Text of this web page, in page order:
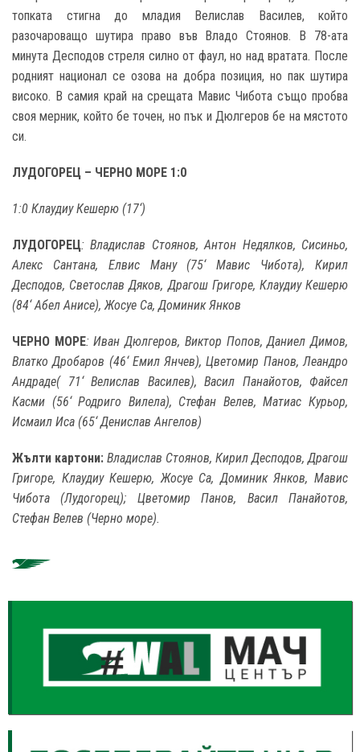
топката стигна до младия Велислав Василев, който
разочароващо шутира право във Владо Стоянов. В 78-ата
минута Десподов стреля силно от фаул, но над вратата. После
родният национал се озова на добра позиция, но пак шутира
високо. В самия край на срещата Мавис Чибота също пробва
своя мерник, който бе точен, но пък и Дюлгеров бе на мястото
си.
ЛУДОГОРЕЦ – ЧЕРНО МОРЕ 1:0
1:0 Клаудиу Кешерю (17‘)
ЛУДОГОРЕЦ: Владислав Стоянов, Антон Недялков, Сисиньо,
Алекс Сантана, Елвис Ману (75‘ Мавис Чибота), Кирил
Десподов, Светослав Дяков, Драгош Григоре, Клаудиу Кешерю
(84‘ Абел Анисе), Жосуе Са, Доминик Янков
ЧЕРНО МОРЕ: Иван Дюлгеров, Виктор Попов, Даниел Димов,
Влатко Дробаров (46‘ Емил Янчев), Цветомир Панов, Леандро
Андраде( 71‘ Велислав Василев), Васил Панайотов, Файсел
Касми (56‘ Родриго Вилела), Стефан Велев, Матиас Курьор,
Исмаил Иса (65‘ Денислав Ангелов)
Жълти картони: Владислав Стоянов, Кирил Десподов, Драгош
Григоре, Клаудиу Кешерю, Жосуе Са, Доминик Янков, Мавис
Чибота (Лудогорец); Цветомир Панов, Васил Панайотов,
Стефан Велев (Черно море).